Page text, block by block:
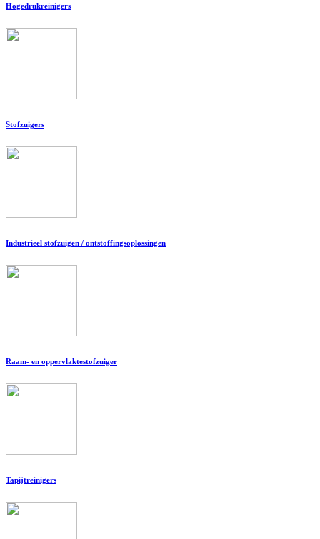
Hogedrukreinigers
Stofzuigers
Industrieel stofzuigen / ontstoffingsoplossingen
Raam- en oppervlaktestofzuiger
Tapijtreinigers